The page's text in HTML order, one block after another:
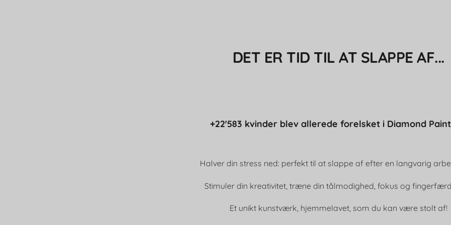
DET ER TID TIL AT SLAPPE AF...
+22'583 kvinder blev allerede forelsket i Diamond
Halver din stress ned: perfekt til at slappe af efter en langvarig
Stimuler din kreativitet, træne din tålmodighed, fokus og
Et unikt kunstværk, hjemmelavet, som du kan være stolt af!